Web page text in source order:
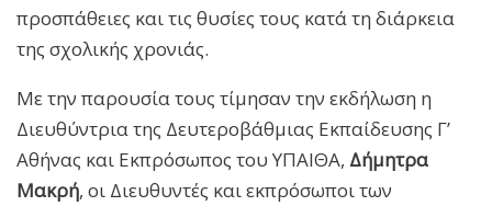
προσπάθειες και τις θυσίες τους κατά τη διάρκεια
της σχολικής χρονιάς.
Με την παρουσία τους τίμησαν την εκδήλωση η
Διευθύντρια της Δευτεροβάθμιας Εκπαίδευσης Γ’
Αθήνας και Εκπρόσωπος του ΥΠΑΙΘΑ, Δήμητρα
Μακρή, οι Διευθυντές και εκπρόσωποι των